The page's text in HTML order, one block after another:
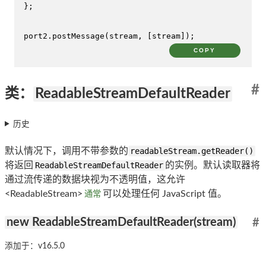
};
port2. postMessage (stream, [stream]);
COPY
类： ReadableStreamDefaultReader #
历史
默认情况下，调用不带参数的 readableStream.getReader()
将返回 ReadableStreamDefaultReader 的实例。默认读取器将
通过流传递的数据块视为不透明值，这允许
<ReadableStream> 通常 可以处理任何 JavaScript 值。
new ReadableStreamDefaultReader(stream) #
添加于：v16.5.0